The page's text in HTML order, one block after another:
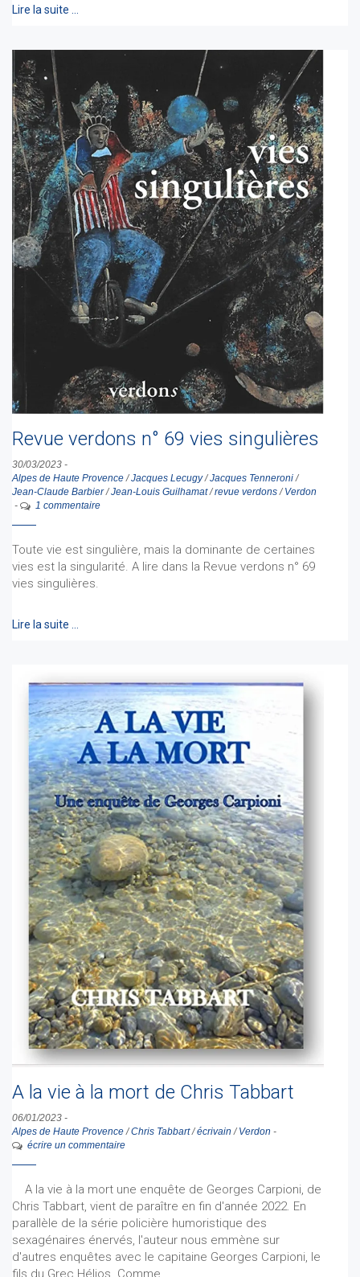
Lire la suite …
Revue verdons n° 69 vies singulières
30/03/2023 -
Alpes de Haute Provence /Jacques Lecugy/Jacques Tenneroni /
Jean-Claude Barbier/Jean-Louis Guilhamat/revue verdons / Verdon
-
1 commentaire
Toute vie est singulière, mais la dominante de certaines
vies est la singularité. A lire dans la Revue verdons n° 69
vies singulières.
Lire la suite …
A la vie à la mort de Chris Tabbart
06/01/2023 -
Alpes de Haute Provence /Chris Tabbart/écrivain / Verdon -
écrire un commentaire
A la vie à la mort une enquête de Georges Carpioni, de
Chris Tabbart, vient de paraître en fin d'année 2022. En
parallèle de la série policière humoristique des
sexagénaires énervés, l'auteur nous emmène sur
d'autres enquêtes avec le capitaine Georges Carpioni, le
fils du Grec Hélios. Comme…